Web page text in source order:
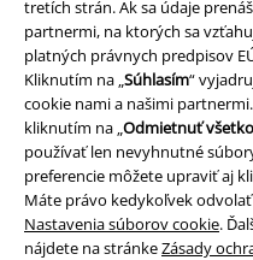
tretích strán. Ak sa údaje
partnermi, na ktorých sa
platných právnych predpisov
Kliknutím na „Súhlasím“
cookie nami a našimi
kliknutím na „Odmietnuť všetko
používať len nevyhnutné
preferencie môžete upraviť aj
Máte právo kedykoľvek
Nastavenia súborov cookie.
nájdete na stránkeZásady
A Warner